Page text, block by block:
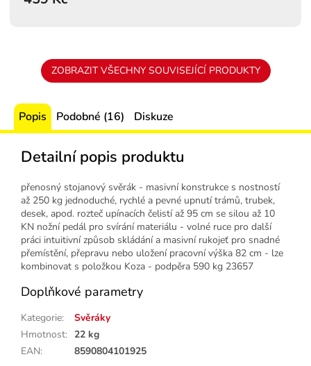
ZOBRAZIT VŠECHNY SOUVISEJÍCÍ PRODUKTY
Popis Podobné (16) Diskuze
Detailní popis produktu
přenosný stojanový svěrák - masivní konstrukce s nostností
až 250 kg jednoduché, rychlé a pevné upnutí trámů, trubek,
desek, apod. rozteč upínacích čelistí až 95 cm se silou až 10
KN nožní pedál pro svírání materiálu - volné ruce pro další
práci intuitivní způsob skládání a masivní rukojeť pro snadné
přemístění, přepravu nebo uložení pracovní výška 82 cm - lze
kombinovat s položkou Koza - podpěra 590 kg 23657
Doplňkové parametry
Kategorie:
Svěráky
Hmotnost: 22 kg
EAN: 8590804101925